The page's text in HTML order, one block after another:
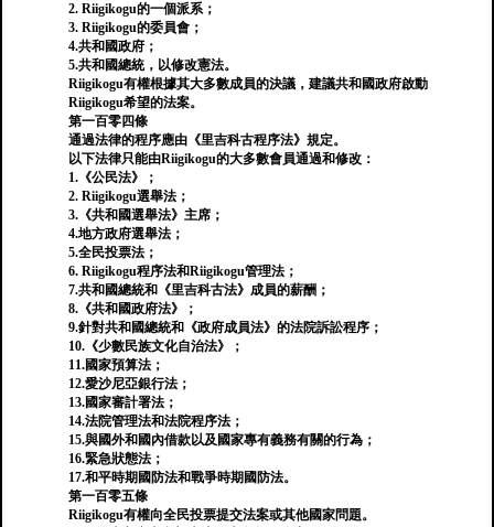
2. Riigikogu的一個派系；
3. Riigikogu的委員會；
4.共和國政府；
5.共和國總統，以修改憲法。
Riigikogu有權根據其大多數成員的決議，建議共和國政府啟動
Riigikogu希望的法案。
第一百零四條
通過法律的程序應由《里吉科古程序法》規定。
以下法律只能由Riigikogu的大多數會員通過和修改：
1.《公民法》；
2. Riigikogu選舉法；
3.《共和國選舉法》主席；
4.地方政府選舉法；
5.全民投票法；
6. Riigikogu程序法和Riigikogu管理法；
7.共和國總統和《里吉科古法》成員的薪酬；
8.《共和國政府法》；
9.針對共和國總統和《政府成員法》的法院訴訟程序；
10.《少數民族文化自治法》；
11.國家預算法；
12.愛沙尼亞銀行法；
13.國家審計署法；
14.法院管理法和法院程序法；
15.與國外和國內借款以及國家專有義務有關的行為；
16.緊急狀態法；
17.和平時期國防法和戰爭時期國防法。
第一百零五條
Riigikogu有權向全民投票提交法案或其他國家問題。